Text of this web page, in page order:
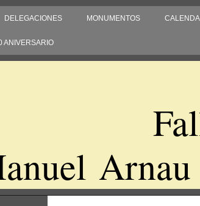
DELEGACIONES MONUMENTOS
ANIVERSARIO